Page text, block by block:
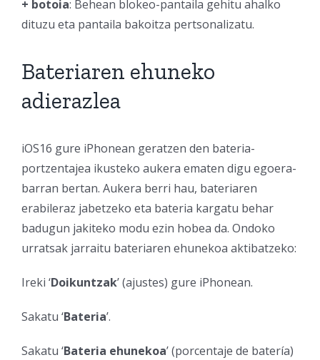
+ botoia: Behean blokeo-pantaila gehitu ahalko
dituzu eta pantaila bakoitza pertsonalizatu.
Bateriaren ehuneko
adierazlea
iOS16 gure iPhonean geratzen den bateria-
portzentajea ikusteko aukera ematen digu egoera-
barran bertan. Aukera berri hau, bateriaren
erabileraz jabetzeko eta bateria kargatu behar
badugun jakiteko modu ezin hobea da. Ondoko
urratsak jarraitu bateriaren ehunekoa aktibatzeko:
Ireki ‘Doikuntzak’ (ajustes) gure iPhonean.
Sakatu ‘Bateria’.
Sakatu ‘Bateria ehunekoa’ (porcentaje de batería)